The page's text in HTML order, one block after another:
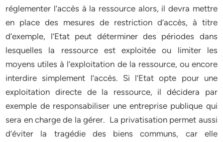
réglementer l’accès à la ressource alors, il devra mettre
en place des mesures de restriction d’accès, à titre
d’exemple, l’Etat peut déterminer des périodes dans
lesquelles la ressource est exploitée ou limiter les
moyens utiles à l’exploitation de la ressource, ou encore
interdire simplement l’accès. Si l’Etat opte pour une
exploitation directe de la ressource, il décidera par
exemple de responsabiliser une entreprise publique qui
sera en charge de la gérer. La privatisation permet aussi
d’éviter la tragédie des biens communs, car elle